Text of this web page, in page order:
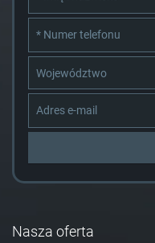
Województwo
Nasza oferta